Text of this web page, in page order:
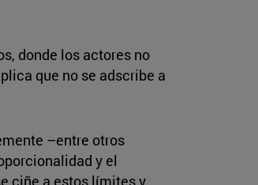
donde los actores no
que no se adscribe a
–entre otros
y el
ciñe a estos límites y